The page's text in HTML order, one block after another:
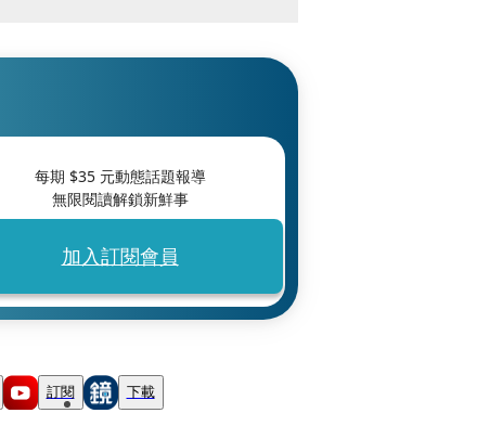
每期 $35元動態話題報導
無限閱讀解鎖新鮮事
加入訂閱會員
訂閱 下載